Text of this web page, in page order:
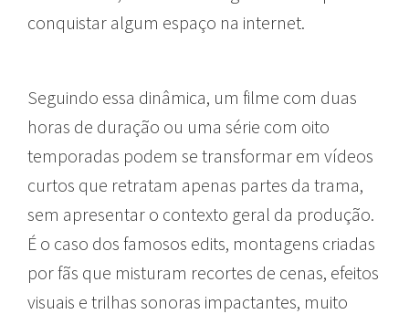
conquistar algum espaço na internet.
Seguindo essa dinâmica, um filme com duas
horas de duração ou uma série com oito
temporadas podem se transformar em vídeos
curtos que retratam apenas partes da trama,
sem apresentar o contexto geral da produção.
É o caso dos famosos edits, montagens criadas
por fãs que misturam recortes de cenas, efeitos
visuais e trilhas sonoras impactantes, muito